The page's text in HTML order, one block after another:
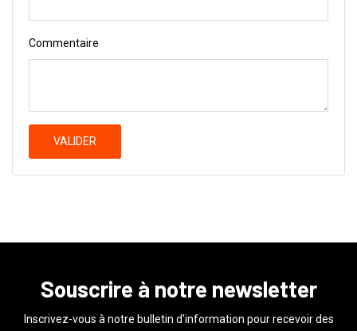
Commentaire
VALIDER
Souscrire à notre newsletter
Inscrivez-vous à notre bulletin d'information pour recevoir des